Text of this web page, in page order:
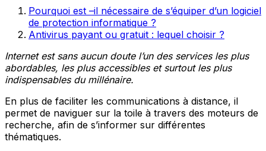
Pourquoi est –il nécessaire de s’équiper d’un logiciel
de protection informatique ?
Antivirus payant ou gratuit : lequel choisir ?
Internet est sans aucun doute l’un des services les plus
abordables, les plus accessibles et surtout les plus
indispensables du millénaire.
En plus de faciliter les communications à distance, il
permet de naviguer sur la toile à travers des moteurs de
recherche, afin de s’informer sur différentes
thématiques.